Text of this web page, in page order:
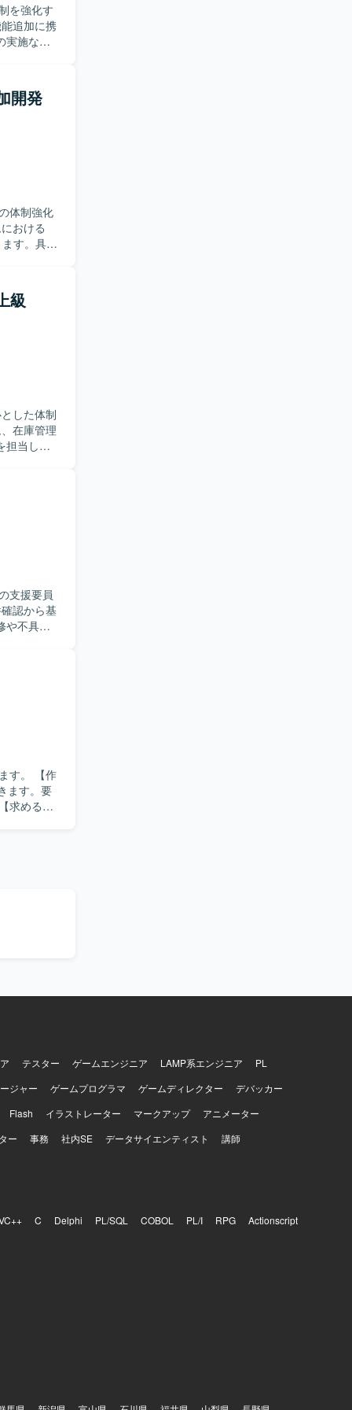
を強化す
実施など
にも柔
開発
体制強化
す。具体
開発を
級
した体制
担当して
支援要員
や不具合
【作
ます。要
テスター ゲームエンジニア LAMP系エンジニア
PL
ジャー
ゲームプログラマ ゲームディレクター
デバッカー
Flash
イラストレーター マークアップ
アニメーター
ー
事務 社内SE データサイエンティスト 講師
C Delphi PL/SQL COBOL PL/I RPG Actionscript